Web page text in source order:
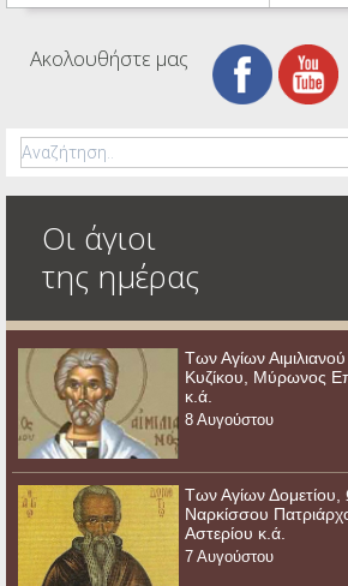
Ακολουθήστε μας
Οι άγιοι
της ημέρας
Των Αγίων
Κυζίκου, Μύρωνος
κ.ά.
8 Αυγούστου
Των Αγίων Δομετίου,
Ναρκίσσου
Αστερίου κ.ά.
7 Αυγούστου